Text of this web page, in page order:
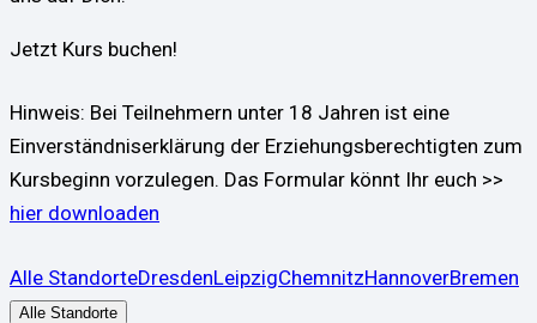
Jetzt Kurs buchen!
Hinweis: Bei Teilnehmern unter 18 Jahren ist eine
Einverständniserklärung der Erziehungsberechtigten zum
Kursbeginn vorzulegen. Das Formular könnt Ihr euch >>
hier downloaden
Alle StandorteDresdenLeipzigChemnitzHannoverBremen
Alle Standorte